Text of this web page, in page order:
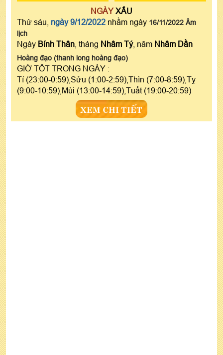
NGÀYXẤU
Thứ sáu, ngày 9/12/2022 nhằm ngày 16/11/2022 Âm
lịch
Ngày Bính Thân , tháng Nhâm Tý, năm Nhâm Dần
Hoàng đạo (thanh long hoàng đạo)
GIỜ TỐT TRONG NGÀY :
Tí (23:00-0:59),Sửu (1:00-2:59),Thìn (7:00-8:59),Tỵ
(9:00-10:59),Mùi (13:00-14:59),Tuất (19:00-20:59)
XEM CHI TIẾT